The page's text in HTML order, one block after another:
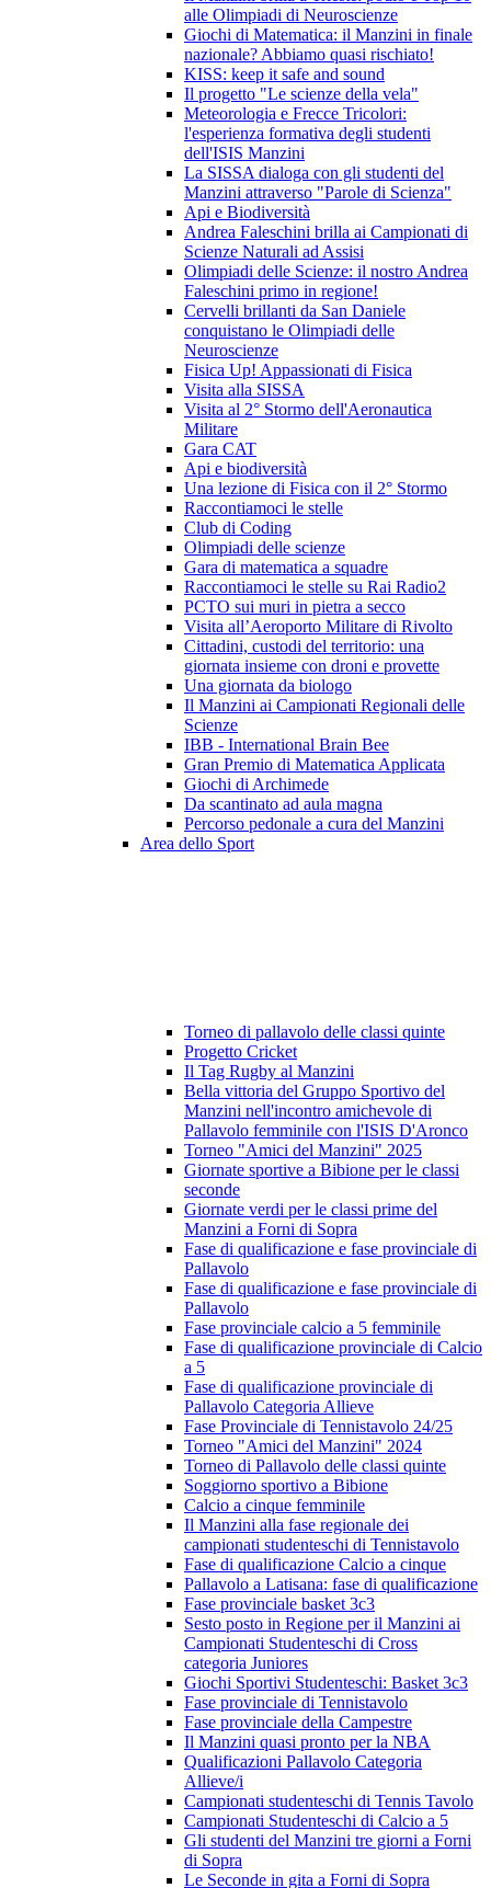
alle Olimpiadi di Neuroscienze
Giochi di Matematica: il Manzini in finale
nazionale? Abbiamo quasi rischiato!
KISS: keep it safe and sound
Il progetto "Le scienze della vela"
Meteorologia e Frecce Tricolori:
l'esperienza formativa degli studenti
dell'ISIS Manzini
La SISSA dialoga con gli studenti del
Manzini attraverso "Parole di Scienza"
Api e Biodiversità
Andrea Faleschini brilla ai Campionati di
Scienze Naturali ad Assisi
Olimpiadi delle Scienze: il nostro Andrea
Faleschini primo in regione!
Cervelli brillanti da San Daniele
conquistano le Olimpiadi delle
Neuroscienze
Fisica Up! Appassionati di Fisica
Visita alla SISSA
Visita al 2° Stormo dell'Aeronautica
Militare
Gara CAT
Api e biodiversità
Una lezione di Fisica con il 2° Stormo
Raccontiamoci le stelle
Club di Coding
Olimpiadi delle scienze
Gara di matematica a squadre
Raccontiamoci le stelle su Rai Radio2
PCTO sui muri in pietra a secco
Visita all’Aeroporto Militare di Rivolto
Cittadini, custodi del territorio: una
giornata insieme con droni e provette
Una giornata da biologo
Il Manzini ai Campionati Regionali delle
Scienze
IBB - International Brain Bee
Gran Premio di Matematica Applicata
Giochi di Archimede
Da scantinato ad aula magna
Percorso pedonale a cura del Manzini
Area dello Sport
Torneo di pallavolo delle classi quinte
Progetto Cricket
Il Tag Rugby al Manzini
Bella vittoria del Gruppo Sportivo del
Manzini nell'incontro amichevole di
Pallavolo femminile con l'ISIS D'Aronco
Torneo "Amici del Manzini" 2025
Giornate sportive a Bibione per le classi
seconde
Giornate verdi per le classi prime del
Manzini a Forni di Sopra
Fase di qualificazione e fase provinciale di
Pallavolo
Fase di qualificazione e fase provinciale di
Pallavolo
Fase provinciale calcio a 5 femminile
Fase di qualificazione provinciale di Calcio
a 5
Fase di qualificazione provinciale di
Pallavolo Categoria Allieve
Fase Provinciale di Tennistavolo 24/25
Torneo "Amici del Manzini" 2024
Torneo di Pallavolo delle classi quinte
Soggiorno sportivo a Bibione
Calcio a cinque femminile
Il Manzini alla fase regionale dei
campionati studenteschi di Tennistavolo
Fase di qualificazione Calcio a cinque
Pallavolo a Latisana: fase di qualificazione
Fase provinciale basket 3c3
Sesto posto in Regione per il Manzini ai
Campionati Studenteschi di Cross
categoria Juniores
Giochi Sportivi Studenteschi: Basket 3c3
Fase provinciale di Tennistavolo
Fase provinciale della Campestre
Il Manzini quasi pronto per la NBA
Qualificazioni Pallavolo Categoria
Allieve/i
Campionati studenteschi di Tennis Tavolo
Campionati Studenteschi di Calcio a 5
Gli studenti del Manzini tre giorni a Forni
di Sopra
Le Seconde in gita a Forni di Sopra